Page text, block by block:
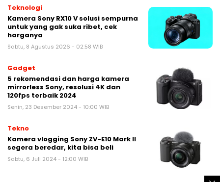
Teknologi
Kamera Sony RX10 V solusi sempurna
untuk yang gak suka ribet, cek
harganya
Sabtu, 8 Agustus 2026 - 02:58 WIB
Gadget
5 rekomendasi dan harga kamera
mirrorless Sony, resolusi 4K dan
120fps terbaik 2024
Senin, 23 Desember 2024 - 10:00 WIB
Tekno
Kamera vlogging Sony ZV-E10 Mark II
segera beredar, kita bisa beli
Sabtu, 6 Juli 2024 - 12:00 WIB